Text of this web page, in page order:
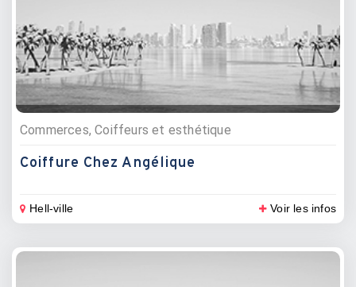
Commerces, Coiffeurs et esthétique
Coiffure Chez Angélique
Hell-ville Voir les infos